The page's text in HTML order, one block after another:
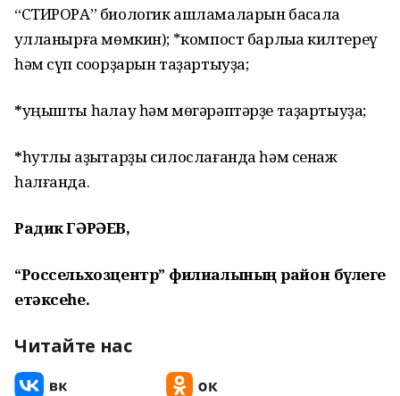
“СТИРОРА” биологик ашламаларын баҡсала
ҡулланырға мөмкин); *компост барлыҡҡа килтереү
һәм сүп соҡорҙарын таҙартыуҙа;
*уңышты һаҡлау һәм мөгәрәптәрҙе таҙартыуҙа;
*һутлы аҙыҡтарҙы силослағанда һәм сенаж
һалғанда.
Радик ГӘРӘЕВ,
“Россельхозцентр” филиалының район бүлеге
етәксеһе.
Читайте нас